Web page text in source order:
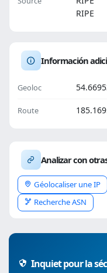
RIPE
Información
Geoloc
Route
Analizar con
Géolocaliser une IP
Recherche ASN
Inquiet pour la